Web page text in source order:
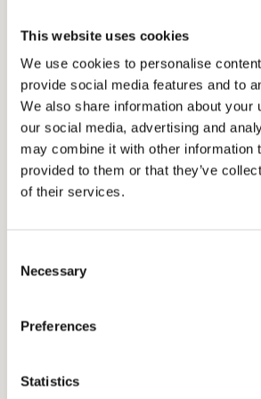
This website uses cookies
We use cookies to personalise
provide social media features and to
We also share information about your
our social media, advertising and
may combine it with other information
provided to them or that they’ve
of their services.
Necessary
Preferences
Statistics
Cadesign form er et visuelt
kommunikationsbureau, der
udvikler, designer og
producerer...
Content Marketing Branding
Personas Kernefortælling
Digital marketing
mere
Sociale